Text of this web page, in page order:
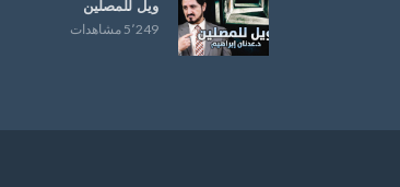
ويل للمصلين
5٬249 مشاهدات